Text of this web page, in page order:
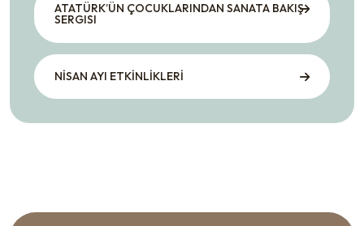
ATATÜRK’ÜN ÇOCUKLARINDAN SANATA BAKIŞ
SERGISI
NİSAN AYI ETKİNLİKLERİ